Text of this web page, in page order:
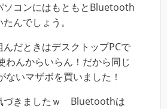
ソコンにはもともとBluetooth
んでしょう。
だときはデスクトップPCで
わんからいらん！だから同じ
ないマザボを買いました！
づきましたｗ Bluetoothは